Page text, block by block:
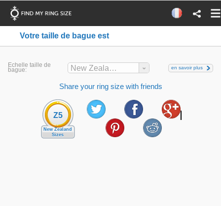
Votre taille de bague est
Echelle taille de
bague: New Zealand en savoir plus
Share your ring size with friends
Z5
New Zealand
Sizes